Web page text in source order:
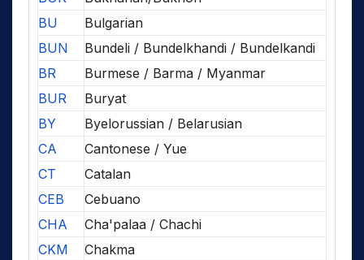
BU
Bulgarian
BUN
Bundeli / Bundelkhandi / Bundelkandi
BR
Burmese / Barma / Myanmar
BUR
Buryat
BY
Byelorussian / Belarusian
CA
Cantonese / Yue
CT
Catalan
CEB
Cebuano
CHA
Cha'palaa / Chachi
CKM
Chakma